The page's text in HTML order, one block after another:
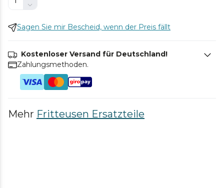
Sagen Sie mir Bescheid, wenn der Preis fällt
Kostenloser Versand für Deutschland!
Zahlungsmethoden.
Mehr Fritteusen Ersatzteile